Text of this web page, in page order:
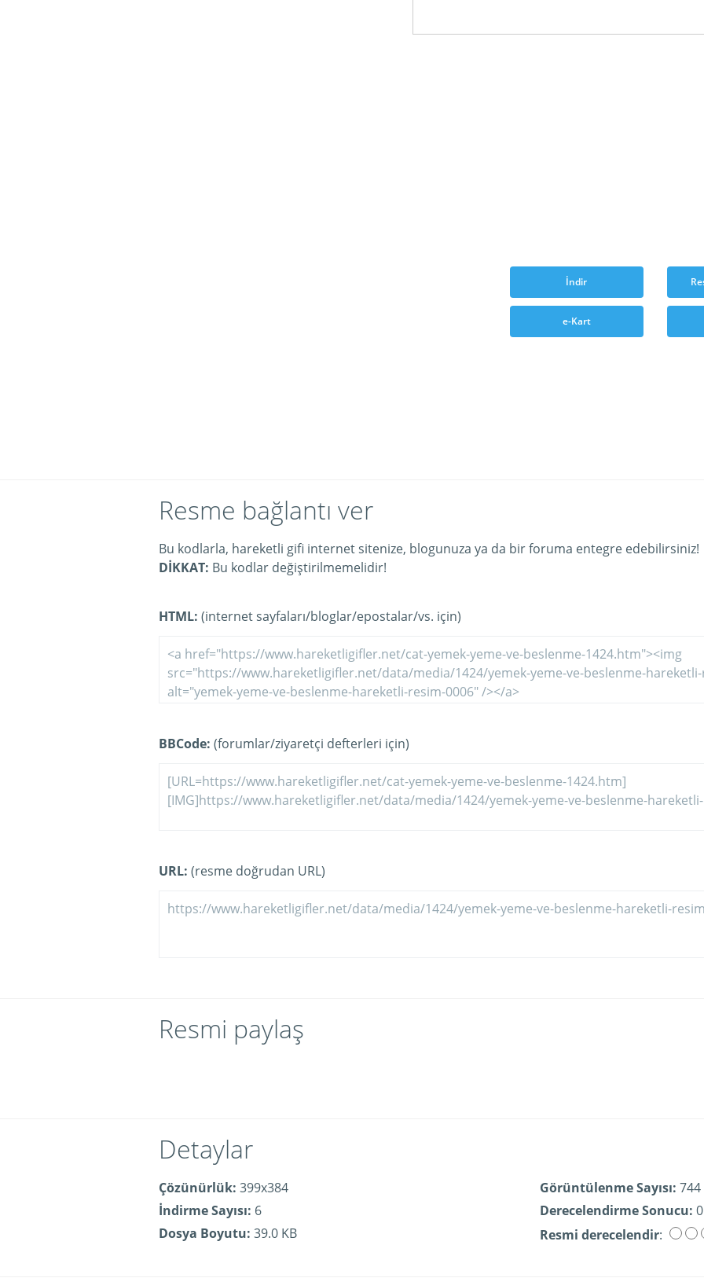
İndir
e-Kart
Resme bağlantı ver
Bu kodlarla, hareketli gifi internet sitenize, blogunuza ya da bir foruma entegre edebilirsiniz!
DİKKAT: Bu kodlar değiştirilmemelidir!
HTML: (internet sayfaları/bloglar/epostalar/vs. için)
BBCode: (forumlar/ziyaretçi defterleri için)
URL: (resme doğrudan URL)
Resmi paylaş
Detaylar
Çözünürlük: 399x384
İndirme Sayısı: 6
Dosya Boyutu: 39.0 KB
Görüntülenme Sayısı: 744
Derecelendirme Sonucu:
Resmi derecelendir: